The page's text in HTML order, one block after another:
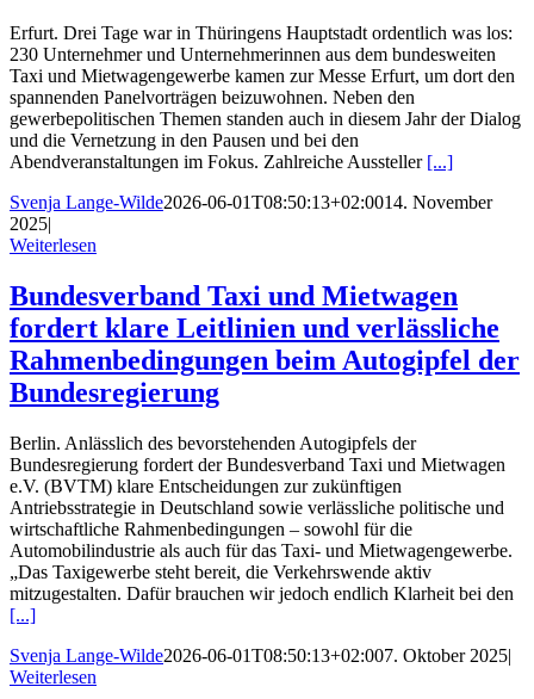
Erfurt. Drei Tage war in Thüringens Hauptstadt ordentlich was los:
230 Unternehmer und Unternehmerinnen aus dem bundesweiten
Taxi und Mietwagengewerbe kamen zur Messe Erfurt, um dort den
spannenden Panelvorträgen beizuwohnen. Neben den
gewerbepolitischen Themen standen auch in diesem Jahr der Dialog
und die Vernetzung in den Pausen und bei den
Abendveranstaltungen im Fokus. Zahlreiche Aussteller [...]
Svenja Lange-Wilde2026-06-01T08:50:13+02:0014. November
2025|
Weiterlesen
Bundesverband Taxi und Mietwagen
fordert klare Leitlinien und verlässliche
Rahmenbedingungen beim Autogipfel der
Bundesregierung
Berlin. Anlässlich des bevorstehenden Autogipfels der
Bundesregierung fordert der Bundesverband Taxi und Mietwagen
e.V. (BVTM) klare Entscheidungen zur zukünftigen
Antriebsstrategie in Deutschland sowie verlässliche politische und
wirtschaftliche Rahmenbedingungen – sowohl für die
Automobilindustrie als auch für das Taxi- und Mietwagengewerbe.
„Das Taxigewerbe steht bereit, die Verkehrswende aktiv
mitzugestalten. Dafür brauchen wir jedoch endlich Klarheit bei den
[...]
Svenja Lange-Wilde2026-06-01T08:50:13+02:007. Oktober 2025|
Weiterlesen